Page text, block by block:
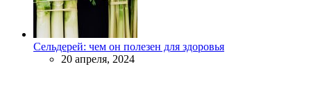
Сельдерей: чем он полезен для здоровья
20 апреля, 2024